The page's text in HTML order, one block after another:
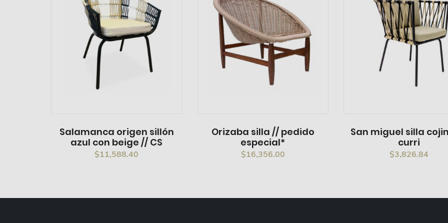
Salamanca origen sillón
azul con beige // CS
$11,588.40
Orizaba silla // pedido
especial*
$16,356.00
San miguel silla
curri
$3,826.84